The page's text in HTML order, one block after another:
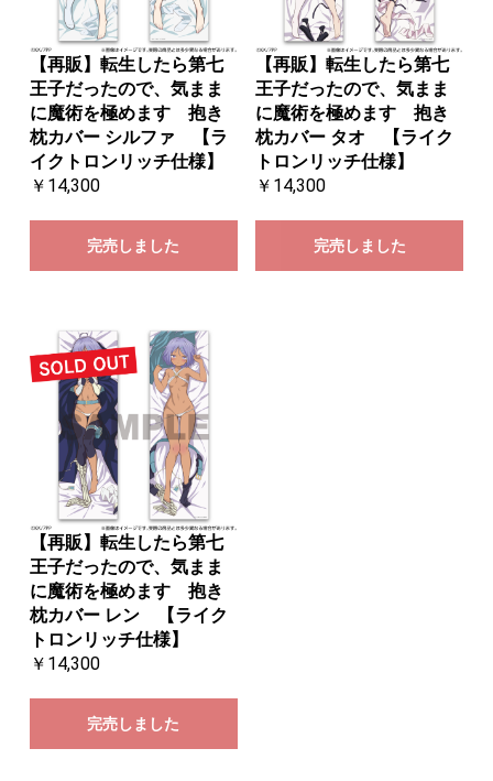
【再販】転生したら第七
王子だったので、気まま
に魔術を極めます 抱き
枕カバー シルファ 【ラ
イクトロンリッチ仕様】
￥14,300
完売しました
【再販】転生したら第七
王子だったので、気まま
に魔術を極めます 抱き
枕カバー タオ 【ライク
トロンリッチ仕様】
￥14,300
完売しました
【再販】転生したら第七
王子だったので、気まま
に魔術を極めます 抱き
枕カバー レン 【ライク
トロンリッチ仕様】
￥14,300
完売しました